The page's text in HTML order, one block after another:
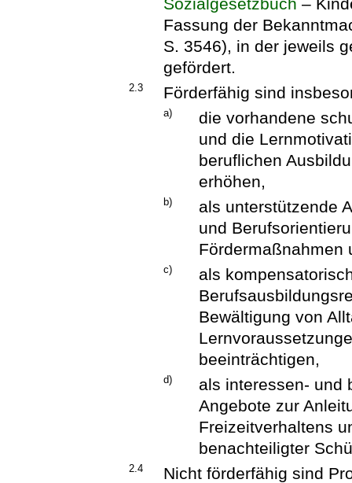
Fassung der
S. 3546), in der jeweils
gefördert.
2.3 Förderfähig sind
a)
die vorhandene
und die
beruflichen
erhöhen,
b)
als unterstützende
und
Fördermaßnahmen
c)
als
Bewältigung von
beeinträchtigen,
d)
als interessen- und
Angebote zur
Freizeitverhaltens
benachteiligter
2.4
Nicht förderfähig sind